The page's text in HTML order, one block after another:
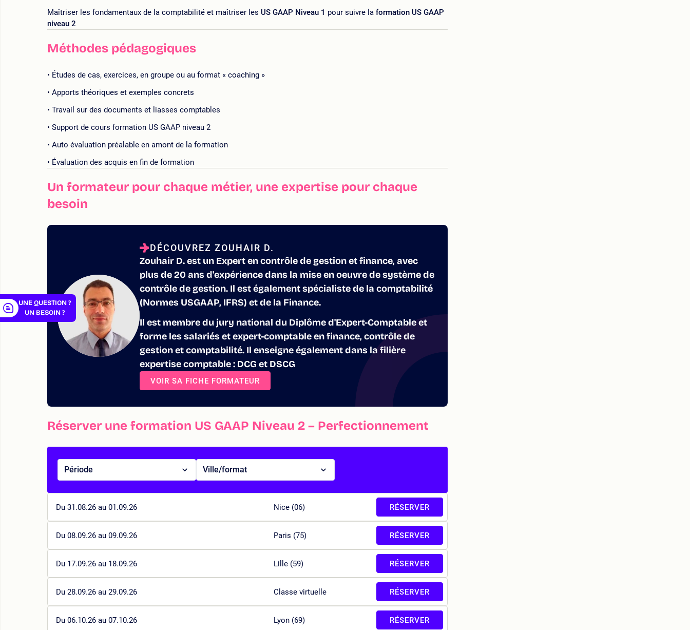
Maîtriser les fondamentaux de la comptabilité et maîtriser les US GAAP Niveau 1 pour suivre la formation US GAAP
niveau 2
Méthodes pédagogiques
Études de cas, exercices, en groupe ou au format « coaching »
Apports théoriques et exemples concrets
Travail sur des documents et liasses comptables
Support de cours formation US GAAP niveau 2
Auto évaluation préalable en amont de la formation
Évaluation des acquis en fin de formation
Un formateur pour chaque métier, une expertise pour chaque
besoin
DÉCOUVREZ ZOUHAIR D.
Zouhair D. est un Expert en contrôle de gestion et finance, avec
plus de 20 ans d'expérience dans la mise en oeuvre de système de
contrôle de gestion. Il est également spécialiste de la comptabilité
(Normes USGAAP, IFRS) et de la Finance.
Il est membre du jury national du Diplôme d'Expert-Comptable et
forme les salariés et expert-comptable en finance, contrôle de
gestion et comptabilité. Il enseigne également dans la filière
expertise comptable : DCG et DSCG
VOIR SA FICHE FORMATEUR
Réserver une formation US GAAP Niveau 2 – Perfectionnement
Période Ville/format
Du 31.08.26 au 01.09.26 Nice (06) RÉSERVER
Du 08.09.26 au 09.09.26 Paris (75) RÉSERVER
Du 17.09.26 au 18.09.26 Lille (59) RÉSERVER
Du 28.09.26 au 29.09.26 Classe virtuelle RÉSERVER
Du 06.10.26 au 07.10.26 Lyon (69) RÉSERVER
UNE QUESTION ?
UN BESOIN ?